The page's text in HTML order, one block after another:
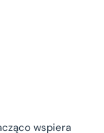
wspiera